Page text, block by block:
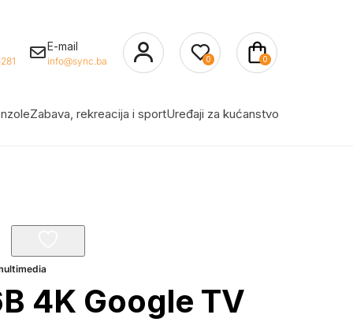
E-mail
info@sync.ba 0 0
Zabava, rekreacija i sportUređaji za kućanstvo
4K Google TV